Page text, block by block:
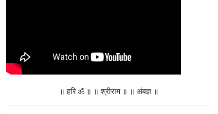
॥ हरि ॐ ॥ ॥ श्रीराम ॥ ॥ अंबज्ञ ॥